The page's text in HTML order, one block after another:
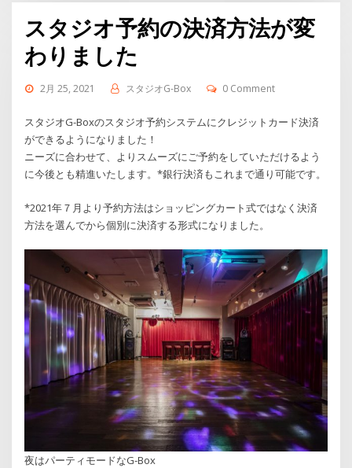
スタジオ予約の決済方法が変
わりました
2月 25, 2021 スタジオG-Box 0 Comment
スタジオG-Boxのスタジオ予約システムにクレジットカード決済
ができるようになりました！
ニーズに合わせて、よりスムーズにご予約をしていただけるよう
に今後とも精進いたします。*銀行決済もこれまで通り可能です。
*2021年７月より予約方法はショッピングカート式ではなく決済
方法を選んでから個別に決済する形式になりました。
夜はパーティモードなG-Box